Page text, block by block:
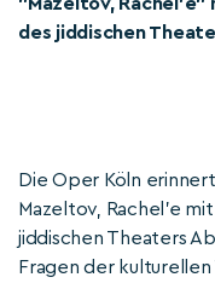
des jiddischen
Die Oper Köln
Mazeltov, Rachel’e
jiddischen Theaters
Fragen der kulturellen